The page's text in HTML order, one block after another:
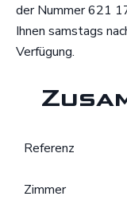
der Nummer 621
Ihnen samstags
Verfügung.
Referenz
Zimmer